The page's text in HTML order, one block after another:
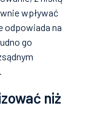
wpływać
odpowiada na
go
niż